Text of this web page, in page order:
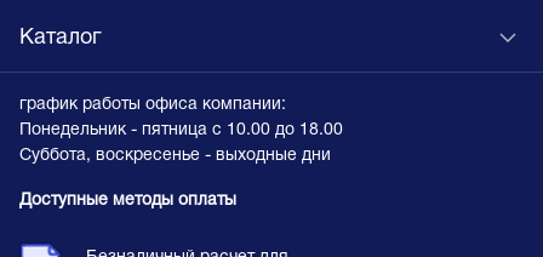
Каталог
график работы офиса компании:
Понедельник - пятница с 10.00 до 18.00
Суббота, воскресенье - выходные дни
Доступные методы оплаты